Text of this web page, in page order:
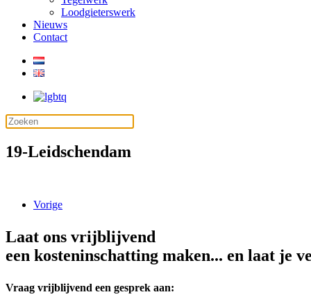
Loodgieterswerk
Nieuws
Contact
19-Leidschendam
Vorige
Laat ons vrijblijvend
een kosteninschatting maken... en laat je
Vraag vrijblijvend een gesprek aan: